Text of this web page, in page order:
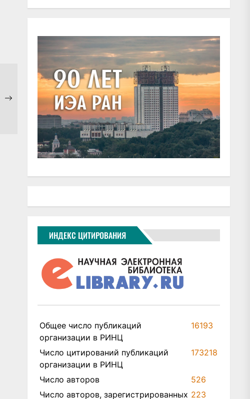
ИНДЕКС ЦИТИРОВАНИЯ
Общее число публикаций
организации в РИНЦ
16193
Число цитирований публикаций
организации в РИНЦ
173218
Число авторов
526
Число авторов, зарегистрированных 223